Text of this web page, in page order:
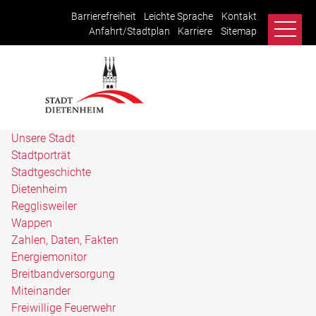
Barrierefreiheit Leichte Sprache
Kontakt
Anfahrt/Stadtplan
Karriere Sitemap
Unsere Stadt
Stadtporträt
Stadtgeschichte
Dietenheim
Regglisweiler
Wappen
Zahlen, Daten, Fakten
Energiemonitor
Breitbandversorgung
Miteinander
Freiwillige Feuerwehr